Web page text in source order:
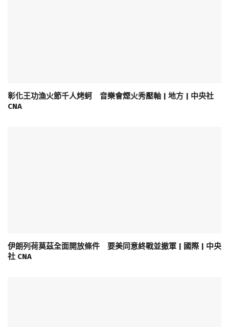
彰化王功漁火節千人烤蚵 音樂會煙火秀壓軸 | 地方 | 中央社
CNA
伊朗列荷莫茲全面開放條件 要美同意終戰並撤軍 | 國際 | 中央
社 CNA